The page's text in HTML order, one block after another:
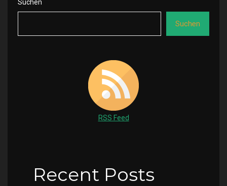
Suchen
Suchen
RSS Feed
Recent Posts